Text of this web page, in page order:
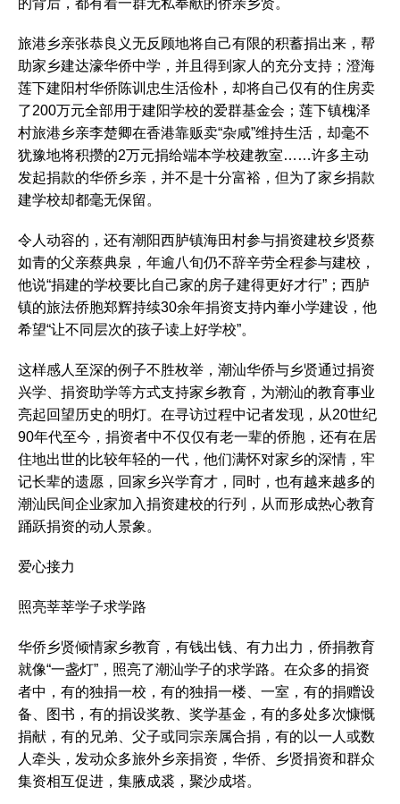
的背后，都有着一群无私奉献的侨亲乡贤。
旅港乡亲张恭良义无反顾地将自己有限的积蓄捐出来，帮
助家乡建达濠华侨中学，并且得到家人的充分支持；澄海
莲下建阳村华侨陈训忠生活俭朴，却将自己仅有的住房卖
了200万元全部用于建阳学校的爱群基金会；莲下镇槐泽
村旅港乡亲李楚卿在香港靠贩卖“杂咸”维持生活，却毫不
犹豫地将积攒的2万元捐给端本学校建教室……许多主动
发起捐款的华侨乡亲，并不是十分富裕，但为了家乡捐款
建学校却都毫无保留。
令人动容的，还有潮阳西胪镇海田村参与捐资建校乡贤蔡
如青的父亲蔡典泉，年逾八旬仍不辞辛劳全程参与建校，
他说“捐建的学校要比自己家的房子建得更好才行”；西胪
镇的旅法侨胞郑辉持续30余年捐资支持内輋小学建设，他
希望“让不同层次的孩子读上好学校”。
这样感人至深的例子不胜枚举，潮汕华侨与乡贤通过捐资
兴学、捐资助学等方式支持家乡教育，为潮汕的教育事业
亮起回望历史的明灯。在寻访过程中记者发现，从20世纪
90年代至今，捐资者中不仅仅有老一辈的侨胞，还有在居
住地出世的比较年轻的一代，他们满怀对家乡的深情，牢
记长辈的遗愿，回家乡兴学育才，同时，也有越来越多的
潮汕民间企业家加入捐资建校的行列，从而形成热心教育
踊跃捐资的动人景象。
爱心接力
照亮莘莘学子求学路
华侨乡贤倾情家乡教育，有钱出钱、有力出力，侨捐教育
就像“一盏灯”，照亮了潮汕学子的求学路。在众多的捐资
者中，有的独捐一校，有的独捐一楼、一室，有的捐赠设
备、图书，有的捐设奖教、奖学基金，有的多处多次慷慨
捐献，有的兄弟、父子或同宗亲属合捐，有的以一人或数
人牵头，发动众多旅外乡亲捐资，华侨、乡贤捐资和群众
集资相互促进，集腋成裘，聚沙成塔。